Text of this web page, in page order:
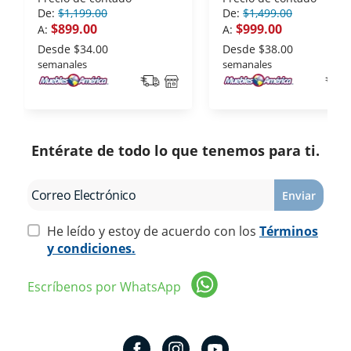
De: $1,199.00
A: $899.00
Desde $34.00
semanales
De: $1,499.00
A: $999.00
Desde $38.00
semanales
Entérate de todo lo que tenemos para ti.
Enviar
He leído y estoy de acuerdo con los Términos
y condiciones.
Escríbenos por WhatsApp